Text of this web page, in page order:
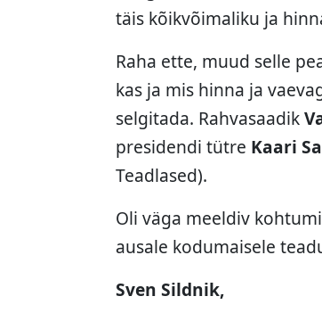
täis kõikvõimaliku ja
Raha ette, muud selle
kas ja mis hinna ja
selgitada. Rahvasaadik
presidendi tütre Kaari
Teadlased).
Oli väga meeldiv
ausale kodumaisele
Sven Sildnik,